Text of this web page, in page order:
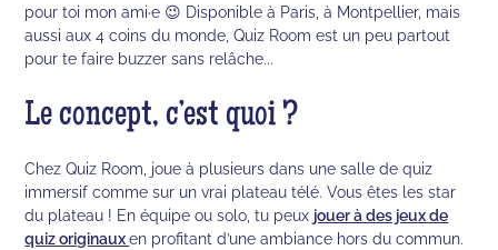
pour toi mon ami·e 😉 Disponible à Paris, à Montpellier, mais
aussi aux 4 coins du monde, Quiz Room est un peu partout
pour te faire buzzer sans relâche...
Le concept, c’est quoi ?
Chez Quiz Room, joue à plusieurs dans une salle de quiz
immersif comme sur un vrai plateau télé. Vous êtes les star
du plateau ! En équipe ou solo, tu peux jouer à des jeux de
quiz originauxen profitant d’une ambiance hors du commun.